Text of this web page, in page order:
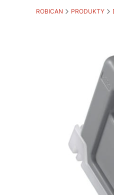
ROBICAN PRODUKTY